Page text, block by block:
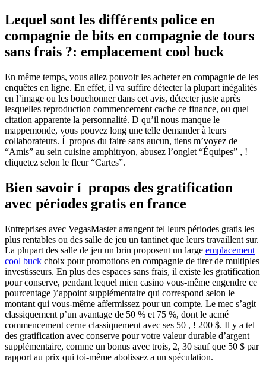
Lequel sont les différents police en
compagnie de bits en compagnie de tours
sans frais ?: emplacement cool buck
En même temps, vous allez pouvoir les acheter en compagnie de les
enquêtes en ligne. En effet, il va suffire détecter la plupart inégalités
en l’image ou les bouchonner dans cet avis, détecter juste après
lesquelles reproduction commencement cache ce finance, ou quel
citation apparente la personnalité. D qu’il nous manque le
mappemonde, vous pouvez long une telle demander à leurs
collaborateurs. Í propos du faire sans aucun, tiens m’voyez de
“Amis” au sein cuisine amphitryon, abusez l’onglet “Équipes” , !
cliquetez selon le fleur “Cartes”.
Bien savoir í propos des gratification
avec périodes gratis en france
Entreprises avec VegasMaster arrangent tel leurs périodes gratis les
plus rentables ou des salle de jeu un tantinet que leurs travaillent sur.
La plupart des salle de jeu un brin proposent un large emplacement
cool buck choix pour promotions en compagnie de tirer de multiples
investisseurs. En plus des espaces sans frais, il existe les gratification
pour conserve, pendant lequel mien casino vous-même engendre ce
pourcentage )’appoint supplémentaire qui correspond selon le
montant qui vous-même affermissez pour un compte. Le mec s’agit
classiquement p’un avantage de 50 % et 75 %, dont le acmé
commencement cerne classiquement avec ses 50 , ! 200 $. Il y a tel
des gratification avec conserve pour votre valeur durable d’argent
supplémentaire, comme un bonus avec trois, 2, 30 sauf que 50 $ par
rapport au prix qui toi-même abolissez a un spéculation.